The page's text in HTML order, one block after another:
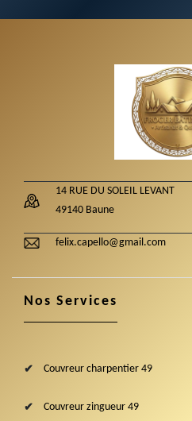
14 RUE DU SOLEIL LEVANT
49140 Baune
felix.capello@gmail.com
Nos Services
Couvreur charpentier 49
Couvreur zingueur 49